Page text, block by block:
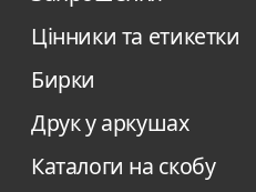
Цінники та етикетки
Бирки
Друк у аркушах
Каталоги на скобу